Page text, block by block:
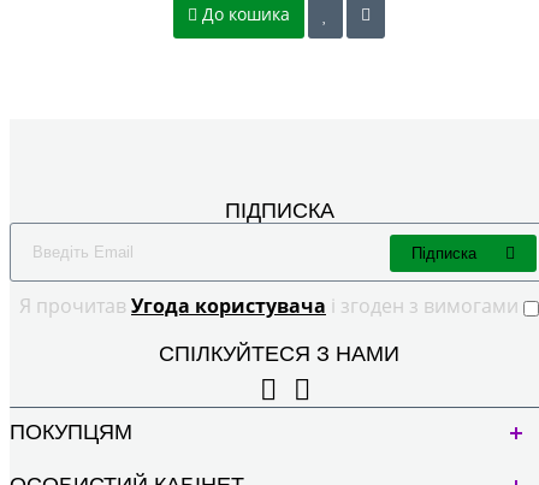
До кошика
ПІДПИСКА
Я прочитав Угода користувача і згоден з вимогами
Підписка
СПІЛКУЙТЕСЯ З НАМИ
ПОКУПЦЯМ